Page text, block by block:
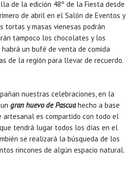
de la edición 48º de la Fiesta desde
de abril en el Salón de Eventos y
tortas y masas vienesas podrán
tampoco los chocolates y los
habrá un bufé de venta de comida
de la región para llevar de recuerdo.
nuestras celebraciones, en la
gran huevo de Pascua hecho a base
artesanal es compartido con todo el
tendrá lugar todos los días en el
se realizará la búsqueda de los
rincones de algún espacio natural.